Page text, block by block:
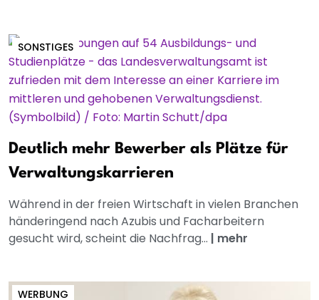
SONSTIGES
Deutlich mehr Bewerber als Plätze für
Verwaltungskarrieren
Während in der freien Wirtschaft in vielen Branchen
händeringend nach Azubis und Facharbeitern
gesucht wird, scheint die Nachfrag... | mehr
WERBUNG